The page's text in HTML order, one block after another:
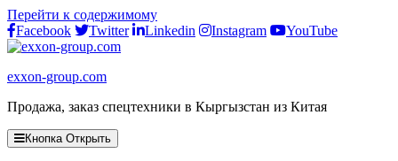
Перейти к содержимому
Facebook
Twitter Linkedin Instagram YouTube
exxon-group.com
Продажа, заказ спецтехники в Кыргызстан из Китая
Кнопка Открыть